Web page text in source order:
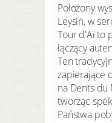
Położony
Leysin, w
Tour d'Aï to
łączący
Ten
zapierające
na Dents du
tworząc
Państwa